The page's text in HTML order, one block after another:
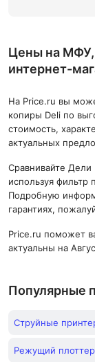
Цены на МФУ,
интернет-
На Price.ru вы
копиры Deli по
стоимость,
актуальных
Сравнивайте
используя фильтр
Подробную
гарантиях,
Price.ru поможет
актуальны на
Популярные
Струйные
Режущий